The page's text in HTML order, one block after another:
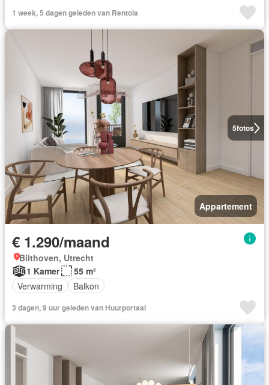
1 week, 5 dagen geleden van Rentola
5fotos
Appartement
€ 1.290/maand
Bilthoven, Utrecht
1 Kamer
55 m²
Verwarming
Balkon
3 dagen, 9 uur geleden van Huurportaal